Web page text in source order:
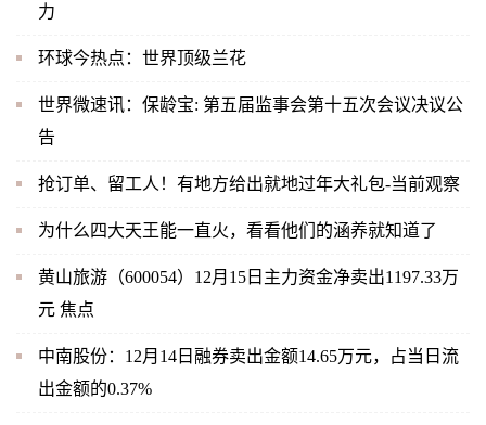
力
环球今热点：世界顶级兰花
世界微速讯：保龄宝: 第五届监事会第十五次会议决议公
告
抢订单、留工人！有地方给出就地过年大礼包-当前观察
为什么四大天王能一直火，看看他们的涵养就知道了
黄山旅游（600054）12月15日主力资金净卖出1197.33万
元 焦点
中南股份：12月14日融券卖出金额14.65万元，占当日流
出金额的0.37%